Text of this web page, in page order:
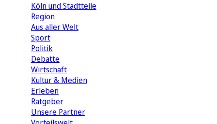
Köln und Stadtteile
Region
Aus aller Welt
Sport
Politik
Debatte
Wirtschaft
Kultur & Medien
Erleben
Ratgeber
Unsere Partner